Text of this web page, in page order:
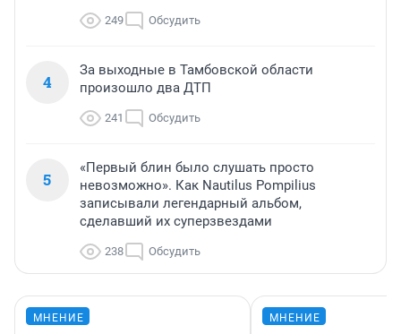
249 Обсудить
4
За выходные в Тамбовской области
произошло два ДТП
241 Обсудить
5
«Первый блин было слушать просто
невозможно». Как Nautilus Pompilius
записывали легендарный альбом,
сделавший их суперзвездами
238 Обсудить
МНЕНИЕ МНЕНИЕ